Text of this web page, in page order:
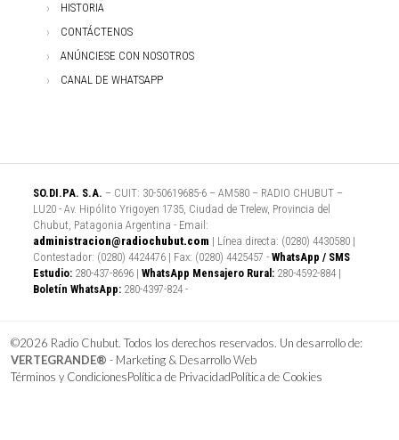
HISTORIA
CONTÁCTENOS
ANÚNCIESE CON NOSOTROS
CANAL DE WHATSAPP
SO.DI.PA. S.A. – CUIT: 30-50619685-6 – AM580 – RADIO CHUBUT –
LU20 - Av. Hipólito Yrigoyen 1735, Ciudad de Trelew, Provincia del
Chubut, Patagonia Argentina - Email:
administracion@radiochubut.com | Línea directa: (0280) 4430580 |
Contestador: (0280) 4424476 | Fax: (0280) 4425457 - WhatsApp / SMS
Estudio: 280-437-8696 | WhatsApp Mensajero Rural: 280-4592-884 |
Boletín WhatsApp: 280-4397-824 -
©2026 Radio Chubut. Todos los derechos reservados. Un desarrollo de:
VERTEGRANDE® - Marketing & Desarrollo Web
Términos y CondicionesPolítica de PrivacidadPolítica de Cookies